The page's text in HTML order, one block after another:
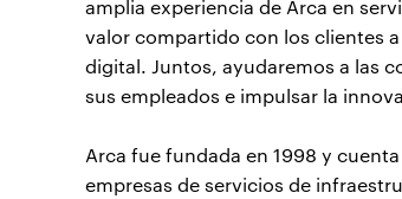
amplia experiencia de Arca en
valor compartido con los clientes
digital. Juntos, ayudaremos a las
sus empleados e impulsar la
Arca fue fundada en 1998 y
empresas de servicios de